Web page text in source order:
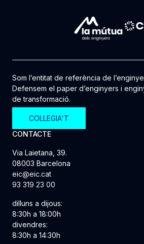
Som l’entitat de referència de
Defensem el paper d’enginyers i
de transformació.
COL·LEGIA'T
CONTACTE
Via Laietana, 39.
08003 Barcelona
eic@eic.cat
93 319 23 00
dilluns a dijous:
8:30h a 18:00h
divendres:
8:30h a 14:30h